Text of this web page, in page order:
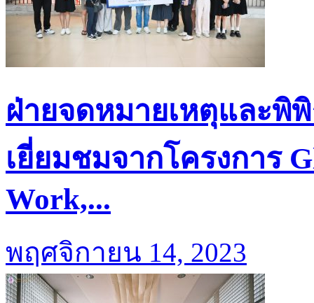
ฝ่ายจดหมายเหตุและ
เยี่ยมชมจากโครงการ
Work,...
พฤศจิกายน 14, 2023